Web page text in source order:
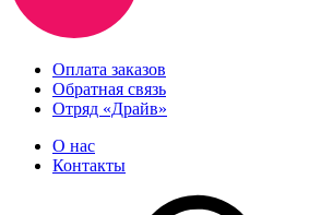
Оплата заказов
Обратная связь
Отряд «Драйв»
О нас
Контакты